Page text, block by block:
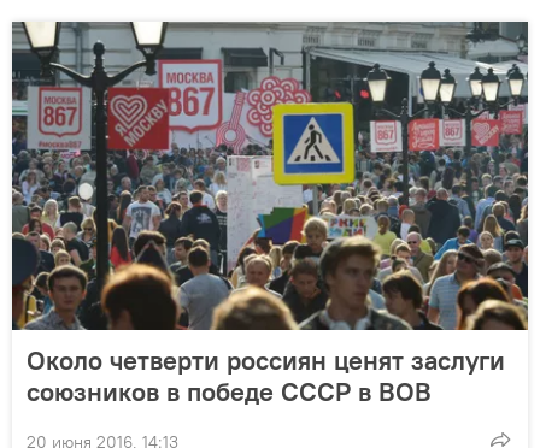
Около четверти россиян ценят заслуги
союзников в победе СССР в ВОВ
20 июня 2016, 14:13